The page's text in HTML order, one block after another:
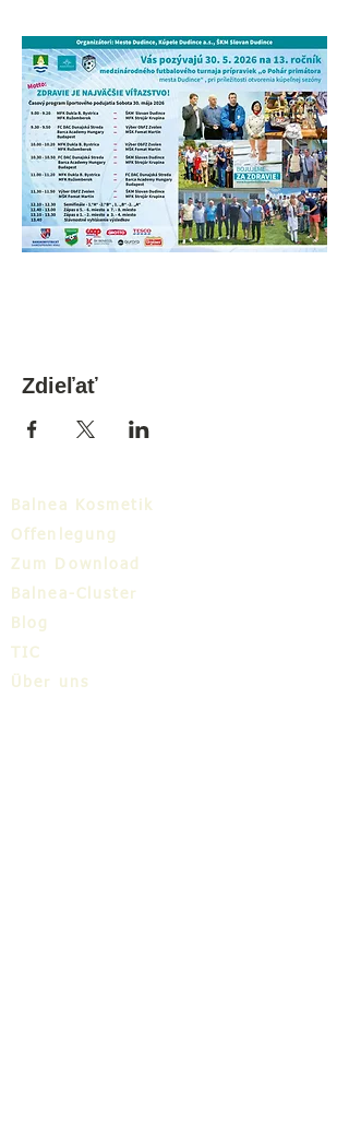
Zdieľať
Balnea Kosmetik
Offenlegung
Zum Download
Balnea-Cluster
Blog
TIC
Über uns